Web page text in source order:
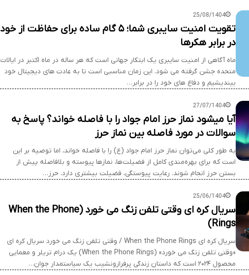
25/08/1404
تقویت امنیت سایبری شما؛ ۵ گام ساده برای حفاظت از خود
در برابر هکرها
ماه آگاهی از امنیت سایبری یک ابتکار جهانی است که هر ساله در ماه اکتبر در ایالات
متحده جشن گرفته می شود. این زمان مناسبی است تا به عادت های دیجیتال خود
بیندیشیم و دفاع های خود را در برابر…
27/07/1404
آیا میشود نماز حرز امام جواد را با فاصله خواند؟ پاسخ به
سوالات در مورد فاصله بین نماز حرز
به طور کلی می‌توان نماز حرز امام جواد (ع) را با فاصله خواند، اما توصیه بر این
است که برای بهره‌مندی کامل از فضیلت‌ها، نمازها پیوسته و بلافاصله پیش از
بستن حرز انجام شوند. رعایت پیوستگی، فضیلت بیشتری دارد. حرز…
25/06/1404
سریال کره ای وقتی تلفن زنگ می خورد (When the Phone
Rings)
سریال کره ای When the Phone Rings / وقتی تلفن زنگ می خورد سریال کره ای
«وقتی تلفن زنگ می خورد» (When the Phone Rings) یک درام تریلر و معمایی
محصول ۲۰۲۴ است که داستان زندگی پرفرازونشیب یک سیاستمدار جوان…